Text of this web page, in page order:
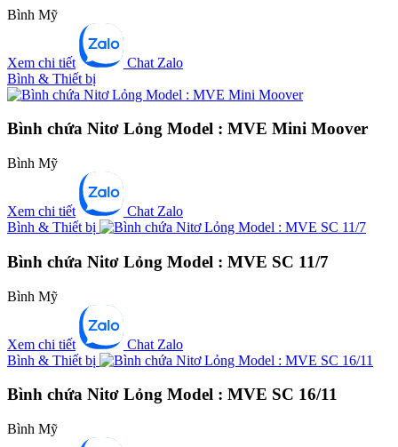
Bình Mỹ
Xem chi tiết
Chat Zalo
Bình & Thiết bị
Bình chứa Nitơ Lỏng Model : MVE Mini Moover
Bình Mỹ
Xem chi tiết
Chat Zalo
Bình & Thiết bị
Bình chứa Nitơ Lỏng Model : MVE SC 11/7
Bình Mỹ
Xem chi tiết
Chat Zalo
Bình & Thiết bị
Bình chứa Nitơ Lỏng Model : MVE SC 16/11
Bình Mỹ